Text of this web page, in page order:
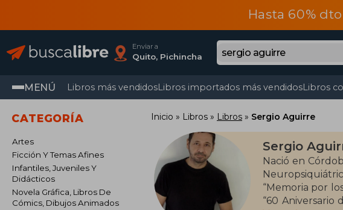
Hasta 60%
Enviar a
Quito, Pichincha
MENÚ Libros más vendidosLibros importados más vendidosLibros
CATEGORÍA
Artes
Ficción Y Temas Afines
Infantiles, Juveniles Y
Didácticos
Novela Gráfica, Libros De
Cómics, Dibujos Animados
Inicio Libros Libros Sergio Aguirre
Sergio
Nació en
“Memoria por
“60 Aniversario